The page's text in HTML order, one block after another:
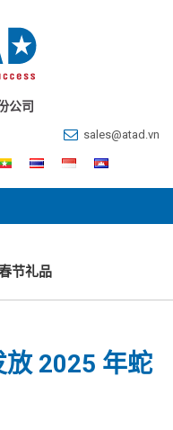
公司
sales@atad.vn
节礼品
2025 年蛇